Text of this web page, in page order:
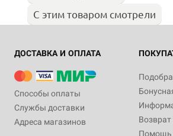
С этим товаром смотрели
ДОСТАВКА И ОПЛАТА
Способы оплаты
Службы доставки
Адреса магазинов
Возврат
Помощь